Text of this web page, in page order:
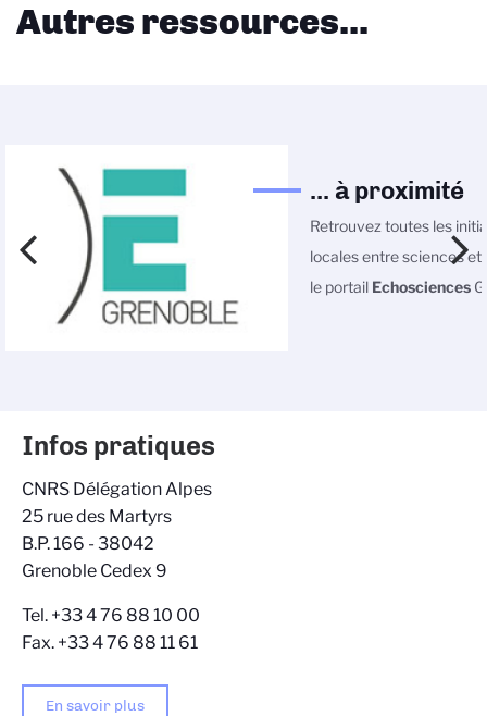
Autres ressources...
... à proximité
Retrouvez toutes les
locales entre sciences et
le portail Echosciences
Infos pratiques
CNRS Délégation Alpes
25 rue des Martyrs
B.P. 166 - 38042
Grenoble Cedex 9
Tel. +33 4 76 88 10 00
Fax. +33 4 76 88 11 61
En savoir plus